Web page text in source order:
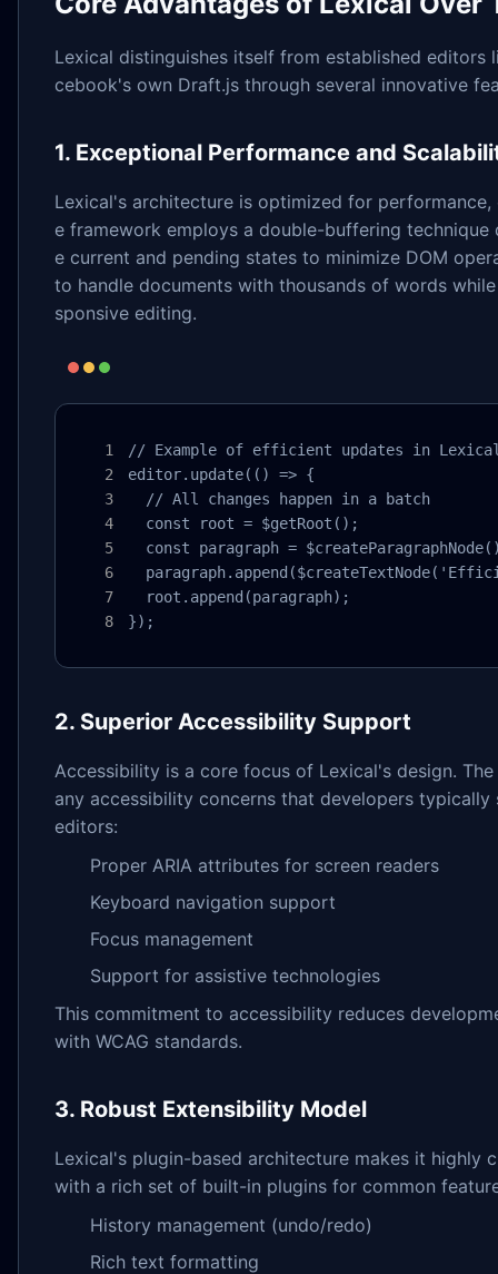
Lexical distinguishes itself from established editors
cebook's own Draft.js through several innovative
1. Exceptional Performance and
Lexical's architecture is optimized for
e framework employs a double-buffering technique
e current and pending states to minimize DOM
to handle documents with thousands of words
sponsive editing.
// Example of efficient updates in
editor.update(() => {
  // All changes happen in a batch
  const root = $getRoot();
const paragraph =
  root.append(paragraph);
});
2. Superior Accessibility Support
Accessibility is a core focus of Lexical's design.
any accessibility concerns that developers
editors:
Proper ARIA attributes for screen readers
Keyboard navigation support
Focus management
Support for assistive technologies
This commitment to accessibility reduces
with WCAG standards.
3. Robust Extensibility Model
Lexical's plugin-based architecture makes it highly
with a rich set of built-in plugins for common
History management (undo/redo)
Rich text formatting